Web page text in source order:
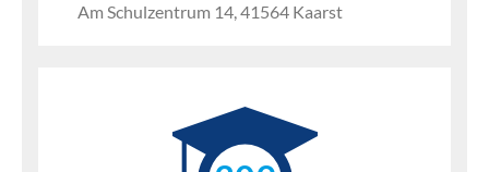
Am Schulzentrum 14, 41564 Kaarst